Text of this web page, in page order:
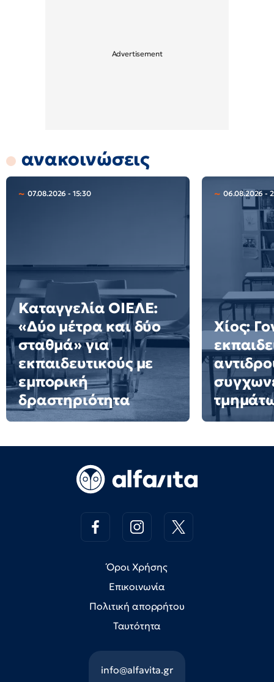
ανακοινώσεις
07.08.2026 - 15:30
Καταγγελία ΟΙΕΛΕ:
«Δύο μέτρα και δύο
σταθμά» για
εκπαιδευτικούς με
εμπορική
δραστηριότητα
06.08.2026 -
Χίος:
Όροι Χρήσης
Επικοινωνία
Πολιτική απορρήτου
Ταυτότητα
info@alfavita.gr